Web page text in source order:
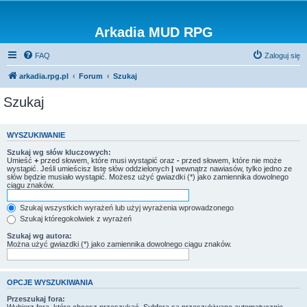
Arkadia MUD RPG
FAQ Zaloguj się
arkadia.rpg.pl Forum Szukaj
Szukaj
WYSZUKIWANIE
Szukaj wg słów kluczowych:
Umieść + przed słowem, które musi wystąpić oraz - przed słowem, które nie może
wystąpić. Jeśli umieścisz listę słów oddzielonych | wewnątrz nawiasów, tylko jedno ze
słów będzie musiało wystąpić. Możesz użyć gwiazdki (*) jako zamiennika dowolnego
ciągu znaków.
Szukaj wszystkich wyrażeń lub użyj wyrażenia wprowadzonego
Szukaj któregokolwiek z wyrażeń
Szukaj wg autora:
Można użyć gwiazdki (*) jako zamiennika dowolnego ciągu znaków.
OPCJE WYSZUKIWANIA
Przeszukaj fora: